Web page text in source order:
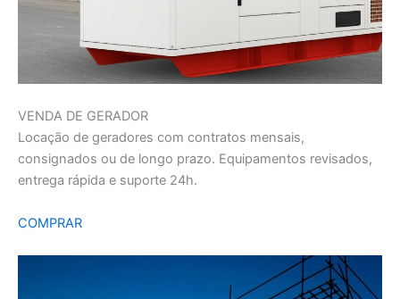
VENDA DE GERADOR
Locação de geradores com contratos mensais,
consignados ou de longo prazo. Equipamentos revisados,
entrega rápida e suporte 24h.
COMPRAR